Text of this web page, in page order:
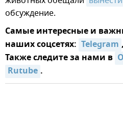
обсуждение.
Самые интересные и
наших соцсетях: Telegram ,
Также следите за нами в
Rutube .